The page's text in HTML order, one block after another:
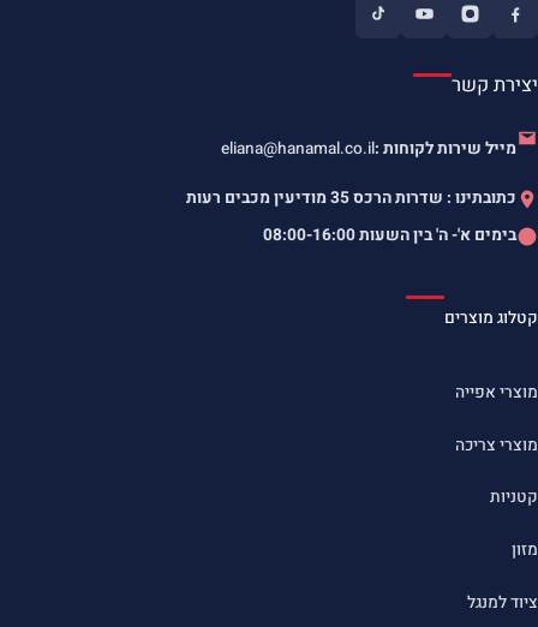
יצירת קשר
מייל שירות לקוחות :eliana@hanamal.co.il
כתובתינו : שדרות הרכס 35 מודיעין מכבים רעות
בימים א'- ה' בין השעות08:00-16:00
קטלוג מוצרים
מוצרי אפייה
מוצרי צריכה
קטניות
מזון
ציוד למנגל